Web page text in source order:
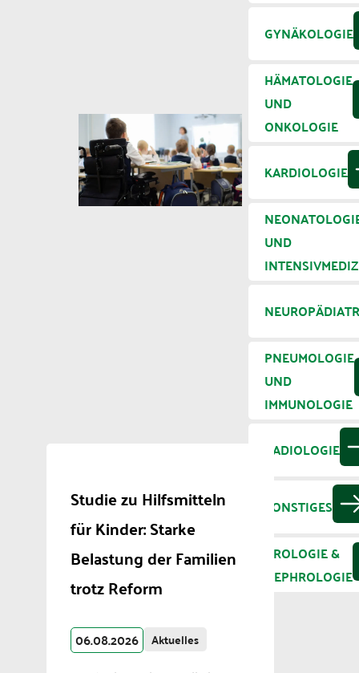
Studie zu Hilfsmitteln
für Kinder: Starke
Belastung der Familien
trotz Reform
06.08.2026 Aktuelles
GYNÄKOLOGIE
HÄMATOLOGIE
UND
ONKOLOGIE
KARDIOLOGIE
UND
PNEUMOLOGIE
UND
IMMUNOLOGIE
RADIOLOGIE
SONSTIGES
UROLOGIE &
NEPHROLOGIE